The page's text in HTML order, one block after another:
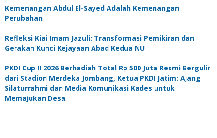
Kemenangan Abdul El-Sayed Adalah Kemenangan
Perubahan
Refleksi Kiai Imam Jazuli: Transformasi Pemikiran dan
Gerakan Kunci Kejayaan Abad Kedua NU
PKDI Cup II 2026 Berhadiah Total Rp 500 Juta Resmi Bergulir
dari Stadion Merdeka Jombang, Ketua PKDI Jatim: Ajang
Silaturrahmi dan Media Komunikasi Kades untuk
Memajukan Desa